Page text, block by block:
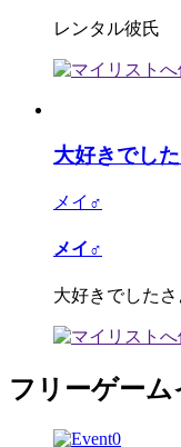
レンタル彼氏
大好きでし
メイ♂
メイ♂
大好きでした
フリーゲーム